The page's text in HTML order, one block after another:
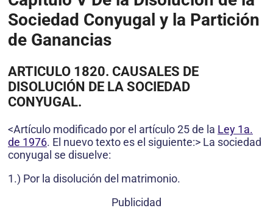
Sociedad Conyugal y la Partición
de Ganancias
ARTICULO 1820. CAUSALES DE
DISOLUCIÓN DE LA SOCIEDAD
CONYUGAL.
<Artículo modificado por el artículo 25 de la Ley 1a.
de 1976. El nuevo texto es el siguiente:> La sociedad
conyugal se disuelve:
1.) Por la disolución del matrimonio.
Publicidad